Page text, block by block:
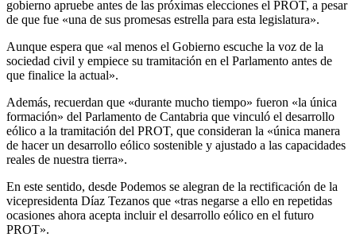
gobierno apruebe antes de las próximas elecciones el PROT, a pesar
de que fue «una de sus promesas estrella para esta legislatura».
Aunque espera que «al menos el Gobierno escuche la voz de la
sociedad civil y empiece su tramitación en el Parlamento antes de
que finalice la actual».
Además, recuerdan que «durante mucho tiempo» fueron «la única
formación» del Parlamento de Cantabria que vinculó el desarrollo
eólico a la tramitación del PROT, que consideran la «única manera
de hacer un desarrollo eólico sostenible y ajustado a las capacidades
reales de nuestra tierra».
En este sentido, desde Podemos se alegran de la rectificación de la
vicepresidenta Díaz Tezanos que «tras negarse a ello en repetidas
ocasiones ahora acepta incluir el desarrollo eólico en el futuro
PROT».